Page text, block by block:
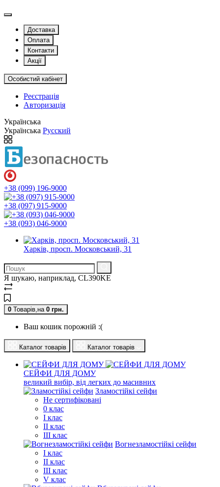
Доставка
Оплата
Контакти
Акції
Особистий кабінет
Реєстрація
Авторизація
Українська
Українська Русский
+38 (099) 196-9000
+38 (097) 915-9000
+38 (093) 046-9000
Харків, просп. Московський, 31
Я шукаю, наприклад, CL390KE
0 Товарів,на 0 грн.
Ваш кошик порожній :(
Каталог товарів Каталог товарів
СЕЙФИ ДЛЯ ДОМУ
великий вибір, від легких до масивних
Зламостійкі сейфи
Не сертифіковані
0 клас
I клас
II клас
III клас
Вогнезламостійкі сейфи
I клас
II клас
III клас
V клас